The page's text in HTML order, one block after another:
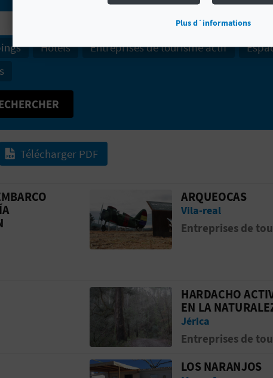
Hôtels Entreprises de tourisme actif
Télécharger PDF
DESEMBARCO DE SANTA MARÍA
Aller &agrave; laARQUEOCAS
Vila-real
Entreprises de
de la MagdalenaAller &agrave; laHARDACHO
EN LA
Jérica
Entreprises de
Aller &agrave; la pageLOS
LOS NARANJOS
Plus d´informations